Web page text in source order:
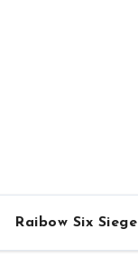
Raibow Six Siege